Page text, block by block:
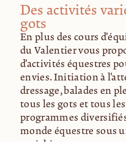
Des activités
goûts
En plus des cours
du Valentier vous
d'activités équestres
envies. Initiation à
dressage, balades en
tous les goûts et tous
programmes
monde équestre sous